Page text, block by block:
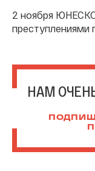
2 ноября
преступлениями
НАМ